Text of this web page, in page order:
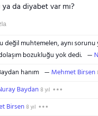
da diyabet var mı?
değil muhtemelen, aynı
bozukluğu yok dedi.
hanım Mehmet Birsen
Baydan 8 yıl
Birsen 8 yıl